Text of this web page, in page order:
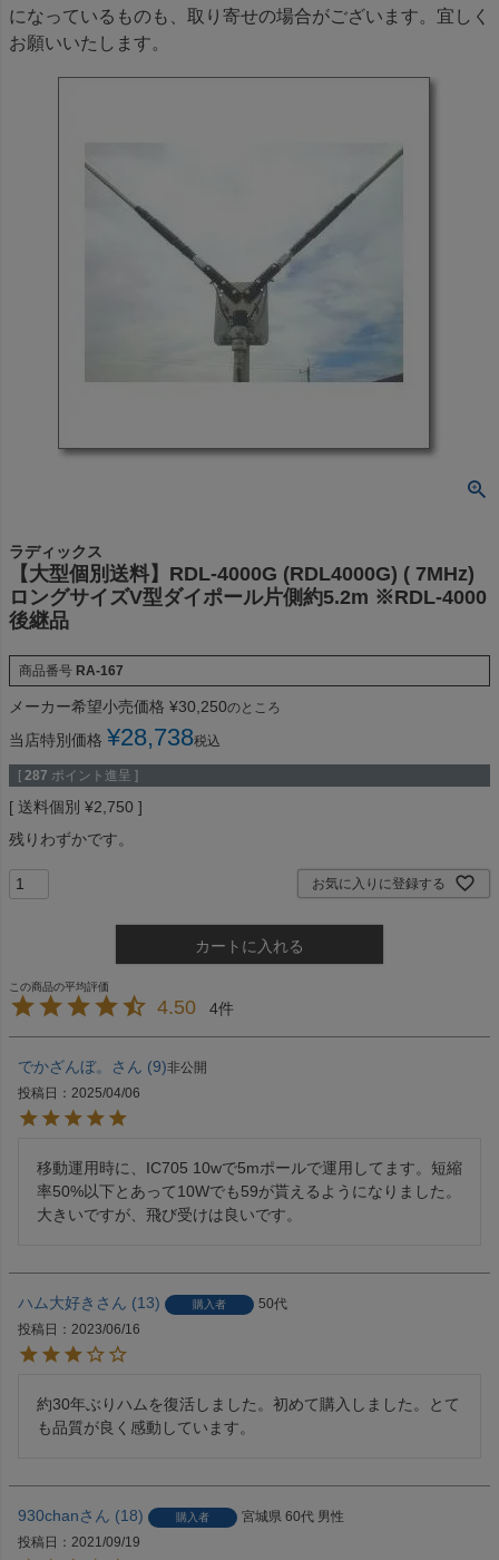
になっているものも、取り寄せの場合がございます。宜しく
お願いいたします。
ラディックス
【大型個別送料】RDL-4000G (RDL4000G) ( 7MHz)
ロングサイズV型ダイポール片側約5.2m ※RDL-4000
後継品
商品番号 RA-167
メーカー希望小売価格 ¥30,250のところ
当店特別価格 ¥28,738税込
[ 287 ポイント進呈 ]
送料個別 ¥2,750
残りわずかです。
お気に入りに登録する
カートに入れる
4.50 4
でかざんぼ。 9 非公開
投稿日
2025/04/06
移動運用時に、IC705 10wで5mポールで運用してます。短縮
率50%以下とあって10Wでも59が貰えるようになりました。
大きいですが、飛び受けは良いです。
ハム大好き 13 購入者
50代
投稿日
2023/06/16
約30年ぶりハムを復活しました。初めて購入しました。とて
も品質が良く感動しています。
930chan 18 購入者 宮城県 60代 男性
投稿日
2021/09/19